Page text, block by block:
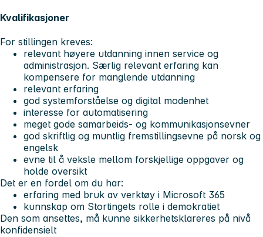
Kvalifikasjoner
For stillingen kreves:
relevant høyere utdanning innen service og
administrasjon. Særlig relevant erfaring kan
kompensere for manglende utdanning
relevant erfaring
god systemforståelse og digital modenhet
interesse for automatisering
meget gode samarbeids- og kommunikasjonsevner
god skriftlig og muntlig fremstillingsevne på norsk og
engelsk
evne til å veksle mellom forskjellige oppgaver og
holde oversikt
Det er en fordel om du har:
erfaring med bruk av verktøy i Microsoft 365
kunnskap om Stortingets rolle i demokratiet
Den som ansettes, må kunne sikkerhetsklareres på nivå
konfidensielt